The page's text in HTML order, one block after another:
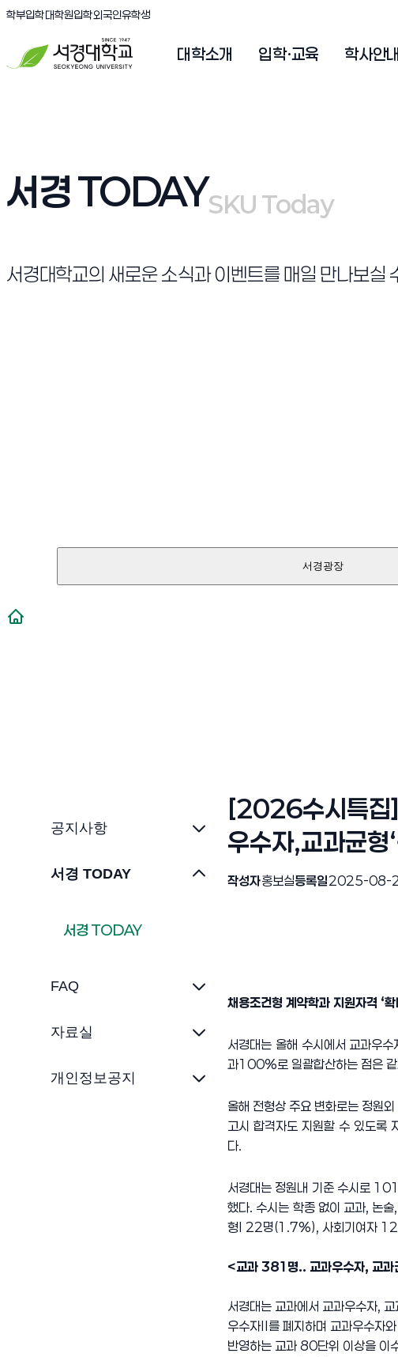
서경대학교
학부입학(새창 열림)
대학원입학(새창 열림)
외국인유학생(새창 열림)
대학소개 입학·교육 학사안내
서경 TODAYSKU Today
SKU Today
서경대학교의 새로운 소식과 이벤트를 매일 만나보실
서경광장
공지사항
서경 TODAY
서경 TODAY
FAQ
자료실
개인정보공지
[2026수시특집
우수자,교과균형
작성자홍보실등록일2025-08-
채용조건형 계약학과 지원자격 ‘확
서경대는 올해 수시에서 교과우
과100%로 일괄합산하는 점은 같
올해 전형상 주요 변화로는 정원
고시 합격자도 지원할 수 있도록
다.
서경대는 정원내 기준 수시로
했다. 수시는 학종 없이 교과,
형I 22명(1.7%), 사회기여자
<교과 381명.. 교과우수자, 교과
서경대는 교과에서 교과우수자,
우수자Ⅱ를 폐지하며 교과우수자
반영하는 교과 80단위 이상을 이